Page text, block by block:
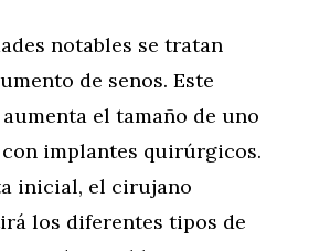
notables se tratan
de senos. Este
el tamaño de uno
con implantes quirúrgicos.
inicial, el cirujano
los diferentes tipos de